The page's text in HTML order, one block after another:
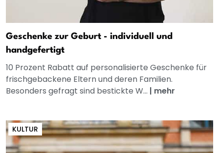
Geschenke zur Geburt - individuell und
handgefertigt
10 Prozent Rabatt auf personalisierte Geschenke für
frischgebackene Eltern und deren Familien.
Besonders gefragt sind bestickte W... | mehr
KULTUR